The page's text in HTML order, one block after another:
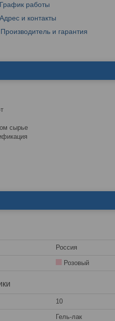
График работы
Адрес и контакты
Производитель и гарантия
сырье
Россия
Розовый
10
Гель-лак